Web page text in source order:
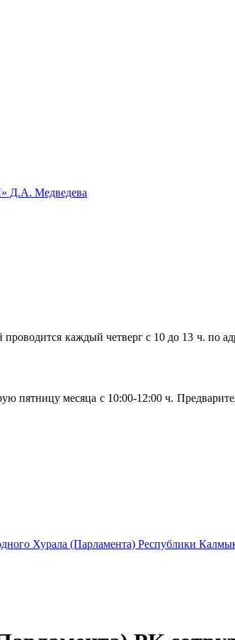
Д.А. Медведева
каждый четверг с 10 до 13 ч. по
месяца с 10:00-12:00 ч.
Хурала (Парламента) Республики